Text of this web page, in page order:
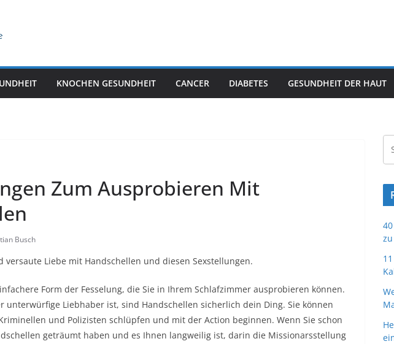
KNOCHEN GESUNDHEIT CANCER DIABETES GESUNDHEIT DER HAUT
Zum Ausprobieren Mit
Busch
versaute Liebe mit Handschellen und diesen Sexstellungen.
Form der Fesselung, die Sie in Ihrem Schlafzimmer ausprobieren können.
unterwürfige Liebhaber ist, sind Handschellen sicherlich dein Ding. Sie können
und Polizisten schlüpfen und mit der Action beginnen. Wenn Sie schon
geträumt haben und es Ihnen langweilig ist, darin die Missionarsstellung